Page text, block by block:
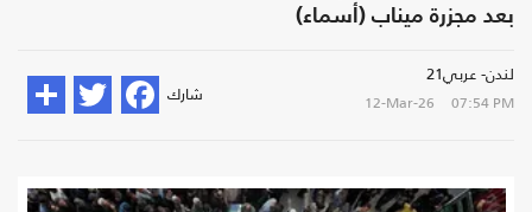
بعد مجزرة ميناب (أسماء)
لندن- عربي21
12-Mar-26 07:54 PM شارك